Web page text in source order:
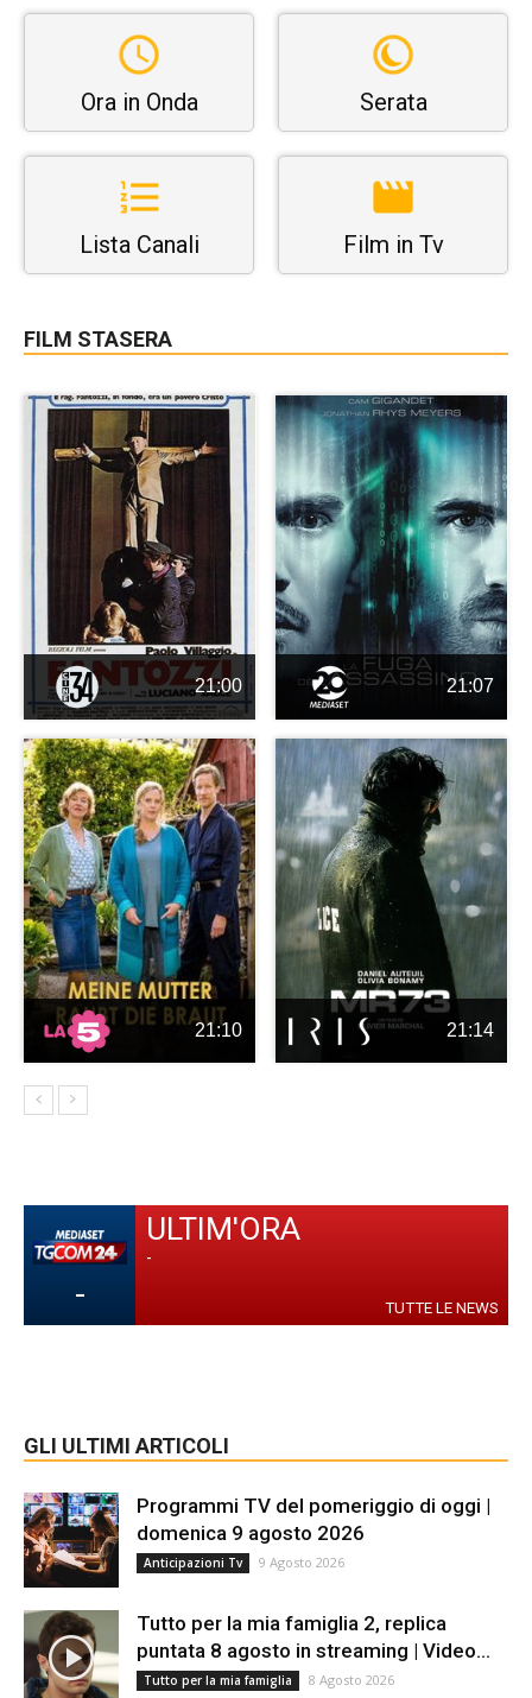
Ora in Onda Serata
Lista Canali Film in Tv
FILM STASERA
21:00 21:07
21:10 21:14
-
ULTIM'ORA
-
TUTTE LE NEWS
GLI ULTIMI ARTICOLI
Programmi TV del pomeriggio di oggi |
domenica 9 agosto 2026
Anticipazioni Tv 9 Agosto 2026
Tutto per la mia famiglia 2, replica
puntata 8 agosto in streaming | Video...
Tutto per la mia famiglia 8 Agosto 2026